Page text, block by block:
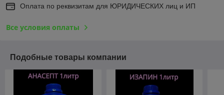
Оплата по реквизитам для ЮРИДИЧЕСКИХ лиц и ИП
Все условия оплаты
Подобные товары компании